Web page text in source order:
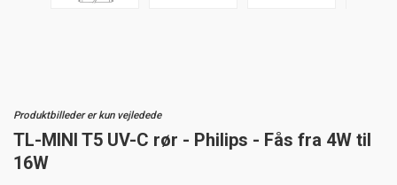
Produktbilleder er kun vejledede
TL-MINI T5 UV-C rør - Philips - Fås fra 4W til
16W